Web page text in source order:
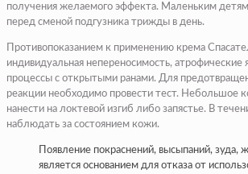
получения желаемого эффекта. Маленьким
перед сменой подгузника трижды в день.
Противопоказанием к применению крема
индивидуальная непереносимость, атрофические
процессы с открытыми ранами. Для
реакции необходимо провести тест. Небольшое
нанести на локтевой изгиб либо запястье. В
наблюдать за состоянием кожи.
Появление покраснений, высыпаний, зуда,
является основанием для отказа от